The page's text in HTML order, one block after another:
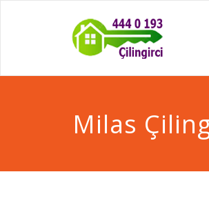
Milas